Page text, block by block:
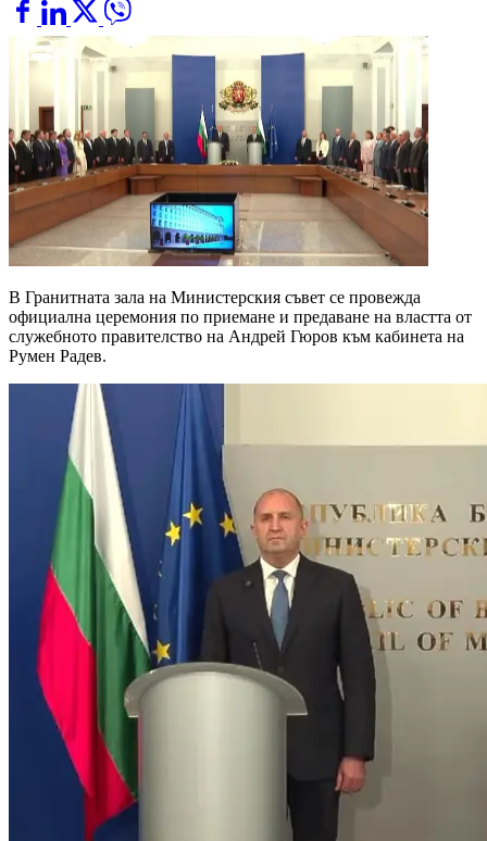
В Гранитната зала на Министерския съвет се провежда
официална церемония по приемане и предаване на властта от
служебното правителство на Андрей Гюров към кабинета на
Румен Радев.